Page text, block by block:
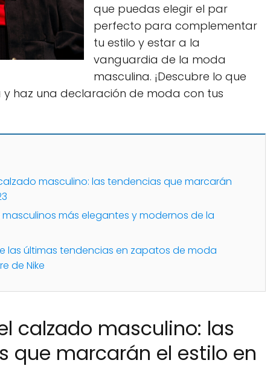
que puedas elegir el par
perfecto para complementar
tu estilo y estar a la
vanguardia de la moda
masculina. ¡Descubre lo que
y haz una declaración de moda con tus
masculino: las tendencias que marcarán
más elegantes y modernos de la
las últimas tendencias en zapatos de moda
de Nike
calzado masculino: las
que marcarán el estilo en